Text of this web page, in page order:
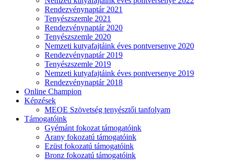
Rendezvénynaptár 2021
Tenyészszemle 2021
Rendezvénynaptár 2020
Tenyészszemle 2020
Nemzeti kutyafajtáink éves pontversenye 2020
Rendezvénynaptár 2019
Tenyészszemle 2019
Nemzeti kutyafajtáink éves pontversenye 2019
Rendezvénynaptár 2018
Online Champion
Képzések
MEOE Szövetség tenyésztői tanfolyam
Támogatóink
Gyémánt fokozat támogatóink
Arany fokozatú támogatóink
Ezüst fokozatú támogatóink
Bronz fokozatú támogatóink